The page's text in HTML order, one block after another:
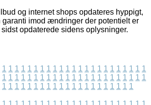
og internet shops opdateres hyppigt,
garanti imod ændringer der potentielt er
opdaterede sidens oplysninger.
1 1 1 1 1 1 1 1 1 1 1 1 1 1 1 1 1 1 1 1 1 1 1
1 1 1 1 1 1 1 1 1 1 1 1 1 1 1 1 1 1 1 1 1 1 1
1 1 1 1 1 1 1 1 1 1 1 1 1 1 1 1 1 1 1 1 1